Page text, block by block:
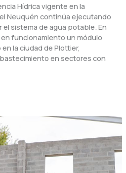
Hídrica vigente en la
Neuquén continúa ejecutando
sistema de agua potable. En
funcionamiento un módulo
la ciudad de Plottier,
en sectores con